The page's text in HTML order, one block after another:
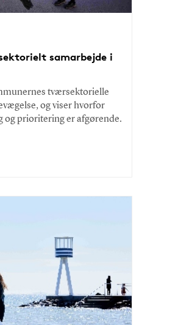
samarbejde i
tværsektorielle
og viser hvorfor
og prioritering er afgørende.